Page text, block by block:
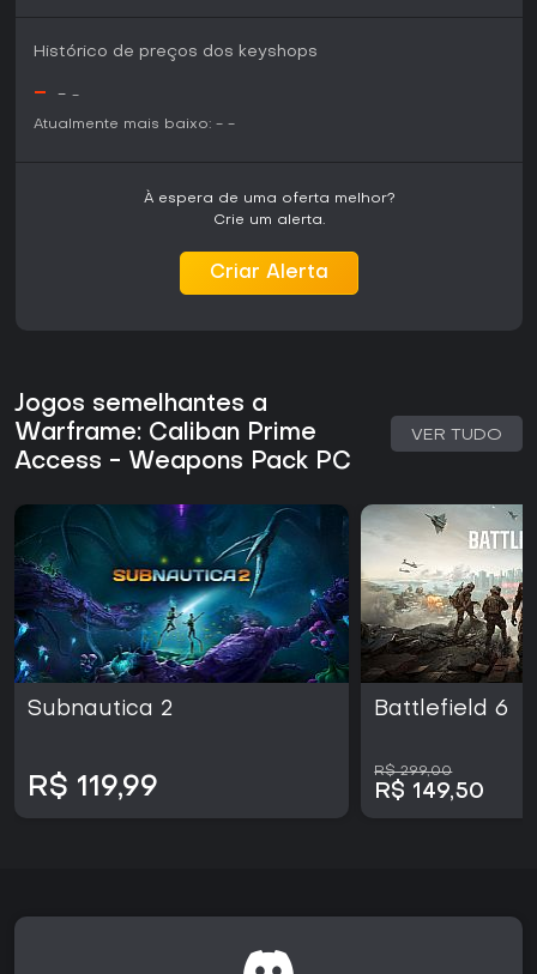
você gosta de shooters em terceira pessoa com elementos
RPG e não se importa em investir tempo para recompensas
esforços contínuos dos devs que mantêm o jogo fresco até
Histórico de preços dos keyshops
- - -
Atualmente mais baixo: - -
À espera de uma oferta melhor?
Crie um alerta.
Criar Alerta
Jogos semelhantes a
Warframe: Caliban Prime
Access - Weapons Pack PC
VER TUDO
Subnautica 2
R$ 119,99
Battlefield 6
R$ 299,00
R$ 149,50